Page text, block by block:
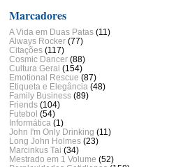
Marcadores
A Vida em Duas Patas (11)
Always Rocker (77)
Citações (117)
Cosmic Dancer (88)
Cultura Geral (154)
Emotional Rescue (87)
Etiqueta e Elegância (48)
Family Business (89)
Friends (104)
Futebol (54)
Informática (1)
John I'm Only Drinking (11)
Long John Holmes (23)
Marcinkus Tai (34)
Mestrado em 1 Volume (52)